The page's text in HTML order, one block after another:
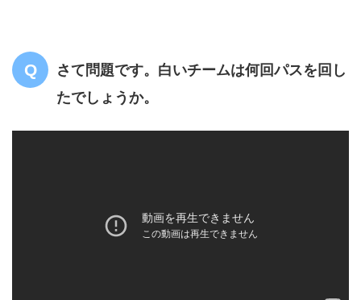
さて問題です。白いチームは何回パスを回し
たでしょうか。